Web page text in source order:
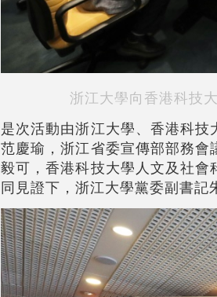
浙江大學向香港科技
是次活動由浙江大學、香港科
范慶瑜，浙江省委宣傳部部務
毅可，香港科技大學人文及社
同見證下，浙江大學黨委副書記